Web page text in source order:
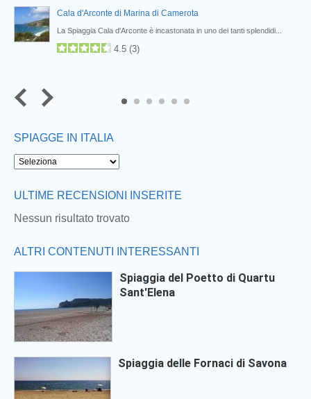
Cala d'Arconte di Marina di Camerota
La Spiaggia Cala d'Arconte è incastonata in uno dei tanti splendidi...
4.5 (3)
SPIAGGE IN ITALIA
ULTIME RECENSIONI INSERITE
Nessun risultato trovato
ALTRI CONTENUTI INTERESSANTI
Spiaggia del Poetto di Quartu
Sant'Elena
Spiaggia delle Fornaci di Savona